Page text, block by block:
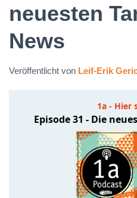
neuesten
News
Veröffentlicht von Leif-Erik